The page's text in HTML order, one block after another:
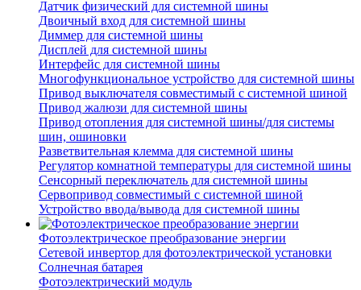
Датчик физический для системной шины
Двоичный вход для системной шины
Диммер для системной шины
Дисплей для системной шины
Интерфейс для системной шины
Многофункциональное устройство для системной шины
Привод выключателя совместимый с системной шиной
Привод жалюзи для системной шины
Привод отопления для системной шины/для системы
шин, ошиновки
Разветвительная клемма для системной шины
Регулятор комнатной температуры для системной шины
Сенсорный переключатель для системной шины
Сервопривод совместимый с системной шиной
Устройство ввода/вывода для системной шины
Фотоэлектрическое преобразование энергии
Сетевой инвертор для фотоэлектрической установки
Солнечная батарея
Фотоэлектрический модуль